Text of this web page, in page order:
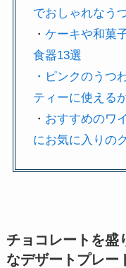
でおしゃれなう
・ケーキや和菓
食器13選
・ ピンクのうつ
ティーに使える
・ おすすめのワ
にお気に入りの
チョコレートを
なデザートプレー